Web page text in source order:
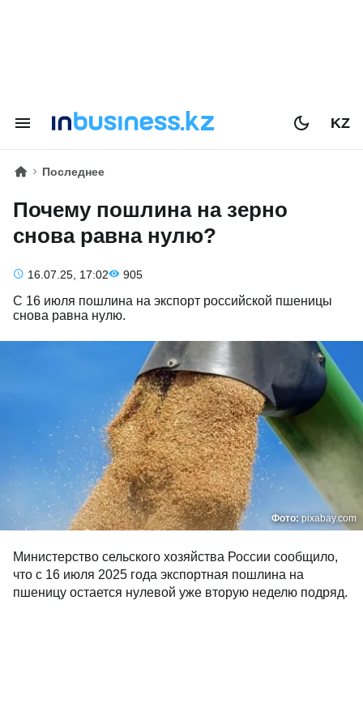
KZ
Последнее
Почему пошлина на зерно
снова равна нулю?
16.07.25, 17:02 905
С 16 июля пошлина на экспорт российской пшеницы
снова равна нулю.
Фото:pixabay.com
Министерство сельского хозяйства России сообщило,
что с 16 июля 2025 года экспортная пошлина на
пшеницу остается нулевой уже вторую неделю подряд.